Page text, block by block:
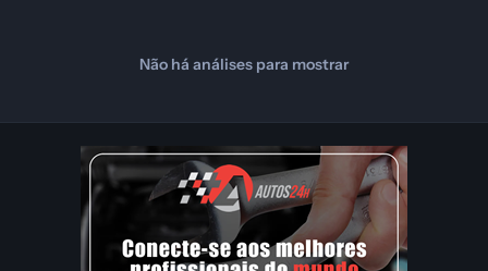
Não há análises para mostrar